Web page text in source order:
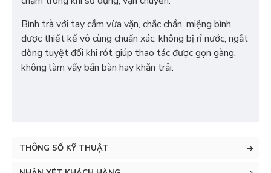
Bình trà với tay cầm vừa vặn, chắc chắn, miệng bình
được thiết kế vô cùng chuẩn xác, không bị rỉ nước, ngắt
dòng tuyệt đối khi rót giúp thao tác được gọn gàng,
không làm vấy bẩn bàn hay khăn trải.
THÔNG SỐ KỸ THUẬT